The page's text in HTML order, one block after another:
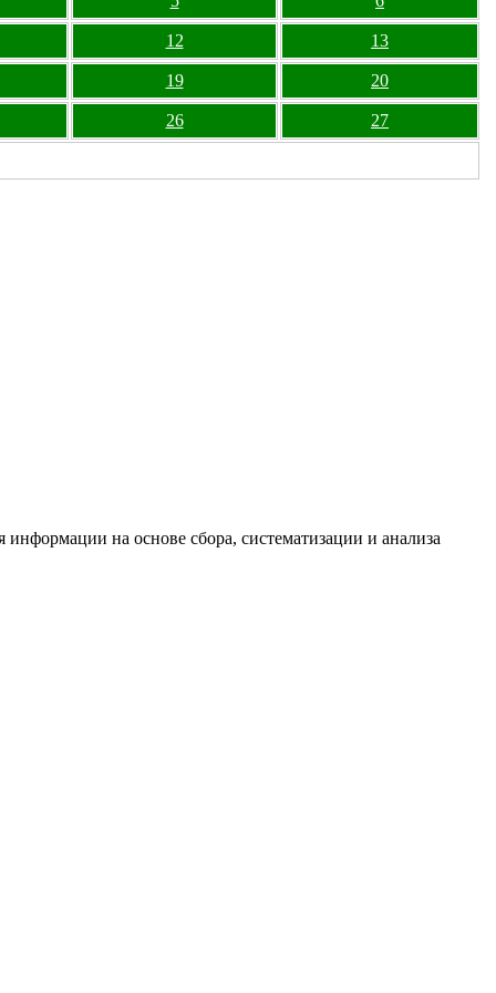
12 13
19 20
26 27
на основе сбора, систематизации и анализа